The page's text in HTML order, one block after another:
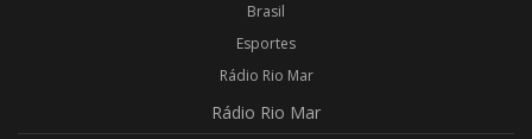
Brasil
Esportes
Rádio Rio Mar
Rádio Rio Mar